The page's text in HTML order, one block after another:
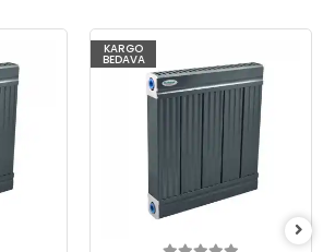
KARGO
BEDAVA